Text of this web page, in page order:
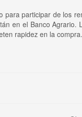
para participar de los
en el Banco
rapidez en la